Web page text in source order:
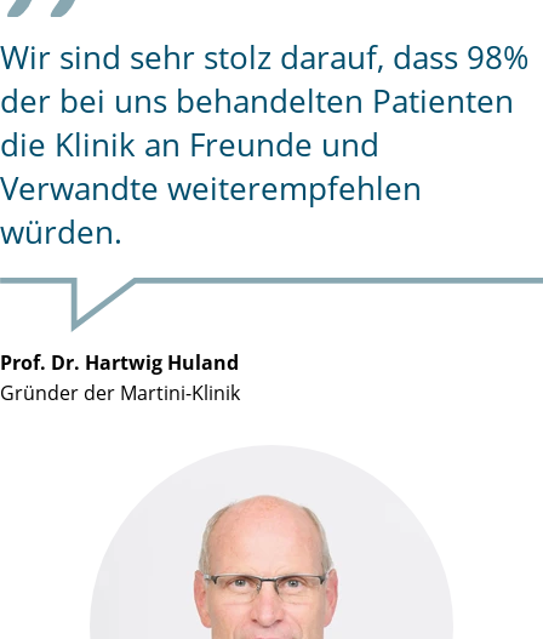
Wir sind sehr stolz darauf, dass 98%
der bei uns behandelten Patienten
die Klinik an Freunde und
Verwandte weiterempfehlen
würden.
Prof. Dr. Hartwig Huland
Gründer der Martini-Klinik